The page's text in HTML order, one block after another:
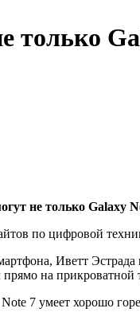
только
не только Galaxy
по цифровой
Иветт
прямо на
7 умеет хорошо